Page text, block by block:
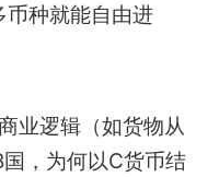
币种就能自由进
业逻辑（如货物从
，为何以C货币结